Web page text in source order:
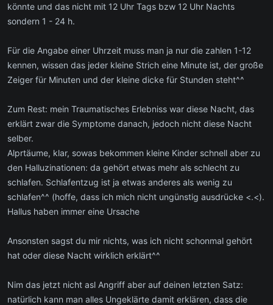
könnte und das nicht mit 12 Uhr Tags bzw 12 Uhr Nachts
sondern 1 - 24 h.
Für die Angabe einer Uhrzeit muss man ja nur die zahlen 1-12
kennen, wissen das jeder kleine Strich eine Minute ist, der große
Zeiger für Minuten und der kleine dicke für Stunden steht^^
Zum Rest: mein Traumatisches Erlebniss war diese Nacht, das
erklärt zwar die Symptome danach, jedoch nicht diese Nacht
selber.
Alprtäume, klar, sowas bekommen kleine Kinder schnell aber zu
den Halluzinationen: da gehört etwas mehr als schlecht zu
schlafen. Schlafentzug ist ja etwas anderes als wenig zu
schlafen^^ (hoffe, dass ich mich nicht ungünstig ausdrücke <.<).
Hallus haben immer eine Ursache
Ansonsten sagst du mir nichts, was ich nicht schonmal gehört
hat oder diese Nacht wirklich erklärt^^
Nim das jetzt nicht asl Angriff aber auf deinen letzten Satz:
natürlich kann man alles Ungeklärte damit erklären, dass die